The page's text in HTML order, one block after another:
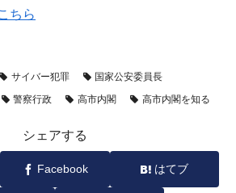
ちら
サイバー犯罪
国家公安委員長
警察行政 高市内閣 高市内閣を知る
シェアする
Facebook はてブ